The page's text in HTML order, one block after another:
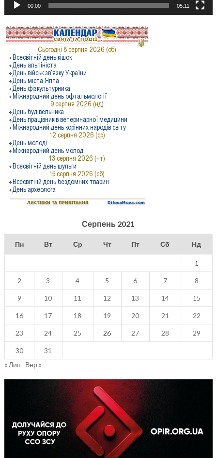
00:00 05:11
Серпень 2021
Пн Вт Ср Чт Пт Сб Нд
1
2 3 4 5 6 7 8
9 10 11 12 13 14 15
16 17 18 19 20 21 22
23 24 25 26 27 28 29
30
31
« Лип
Вер »